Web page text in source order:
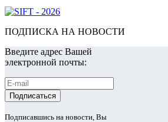
ПОДПИСКА НА НОВОСТИ
Введите адрес Вашей
электронной почты:
Подписавшись на новости, Вы